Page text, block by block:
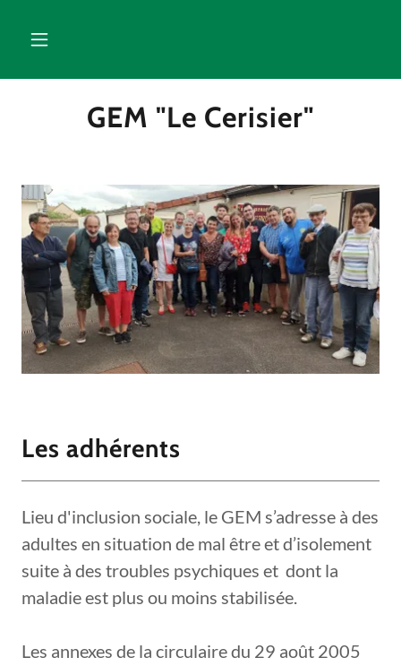
GEM "Le Cerisier"
Les adhérents
Lieu d'inclusion sociale, le GEM s’adresse à des
adultes en situation de mal être et d’isolement
suite à des troubles psychiques et dont la
maladie est plus ou moins stabilisée.
Les annexes de la circulaire du 29 août 2005